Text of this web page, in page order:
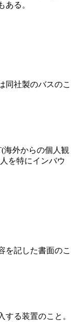
ある。
同社製のバスのこ
海外からの個人観
を特にインバウ
を記した書面のこ
する装置のこと。